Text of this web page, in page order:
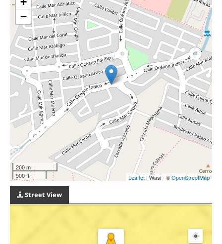
−
200 m
500 ft
Leaflet | Wasi - ©OpenStreetMap
Street View